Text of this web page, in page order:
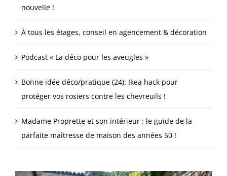
nouvelle !
À tous les étages, conseil en agencement & décoration
Podcast « La déco pour les aveugles »
Bonne idée déco/pratique (24): Ikea hack pour
protéger vos rosiers contre les chevreuils !
Madame Proprette et son intérieur : le guide de la
parfaite maîtresse de maison des années 50 !